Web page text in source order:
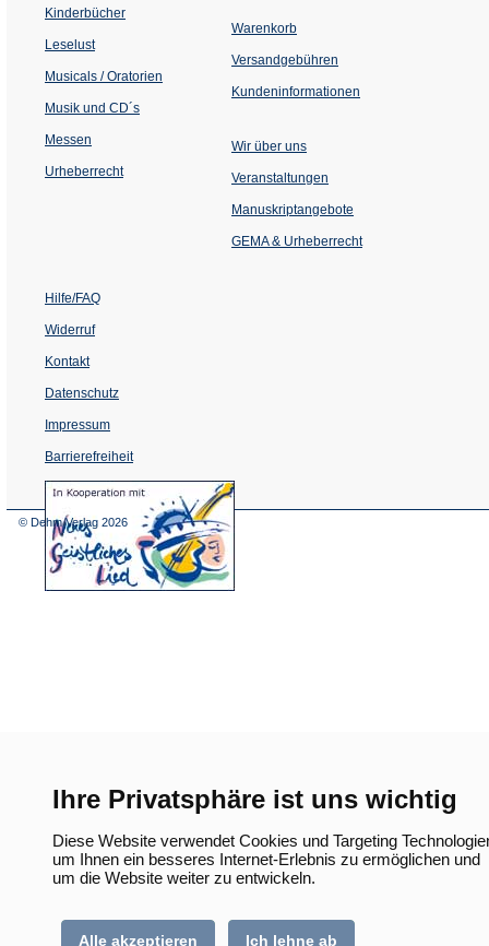
Ihre Privatsphäre ist uns wichtig
Diese Website verwendet Cookies und Targeting
um Ihnen ein besseres Internet-Erlebnis zu ermöglichen und
um die Website weiter zu entwickeln.
Alle akzeptieren Ich lehne ab
Kinderbücher
Leselust
Musicals / Oratorien
Musik und CD´s
Messen
Urheberrecht
Warenkorb
Versandgebühren
Kundeninformationen
Wir über uns
Veranstaltungen
einem
Tab)
Manuskriptangebote
GEMA & Urheberrecht
Hilfe/FAQ
Widerruf
Kontakt
Datenschutz
Impressum
Barrierefreiheit
(Öffnet
in
© Dehm Verlag 2026